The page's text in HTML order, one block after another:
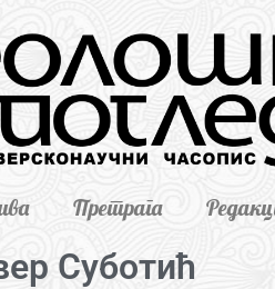
Претрага
Суботић